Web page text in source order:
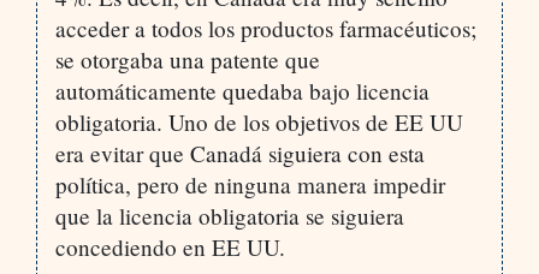
acceder a todos los productos farmacéuticos;
se otorgaba una patente que
automáticamente quedaba bajo licencia
obligatoria. Uno de los objetivos de EE UU
era evitar que Canadá siguiera con esta
política, pero de ninguna manera impedir
que la licencia obligatoria se siguiera
concediendo en EE UU.